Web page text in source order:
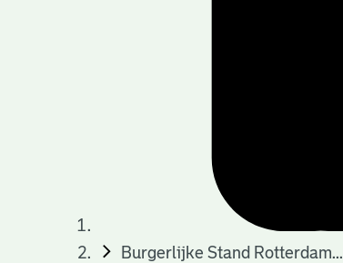
Burgerlijke Stand Rotterdam...